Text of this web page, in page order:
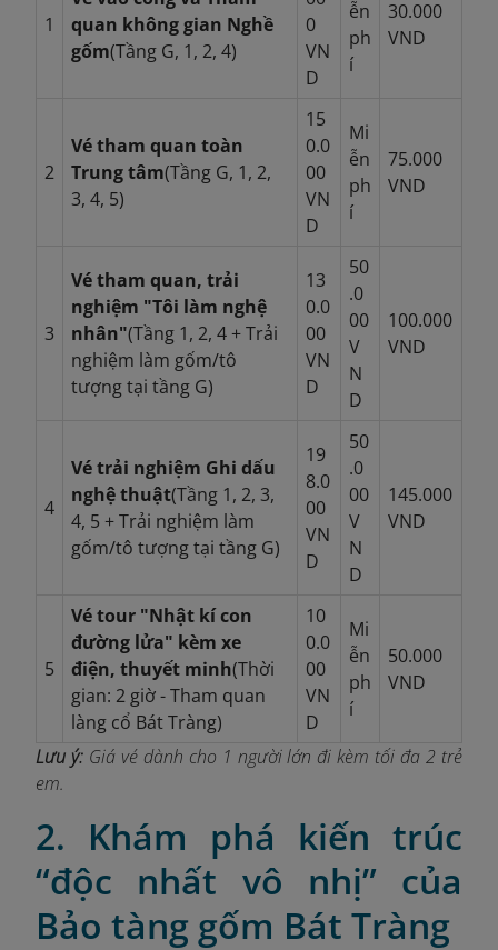
1
quan không gian Nghề
gốm(Tầng G, 1, 2, 4)
0
VN
D
ễn
ph
í
30.000
VND
2
Vé tham quan toàn
Trung tâm(Tầng G, 1, 2,
3, 4, 5)
15
0.0
00
VN
D
Mi
ễn
ph
í
75.000
VND
3
Vé tham quan, trải
nghiệm "Tôi làm nghệ
nhân"(Tầng 1, 2, 4 + Trải
nghiệm làm gốm/tô
tượng tại tầng G)
13
0.0
00
VN
D
50
.0
00
V
N
D
100.000
VND
4
Vé trải nghiệm Ghi dấu
nghệ thuật(Tầng 1, 2, 3,
4, 5 + Trải nghiệm làm
gốm/tô tượng tại tầng G)
19
8.0
00
VN
D
50
.0
00
V
N
D
145.000
VND
5
Vé tour "Nhật kí con
đường lửa" kèm xe
điện, thuyết minh(Thời
gian: 2 giờ - Tham quan
làng cổ Bát Tràng)
10
0.0
00
VN
D
Mi
ễn
ph
í
50.000
VND
Lưu ý:Giá vé dành cho 1 người lớn đi kèm tối đa 2 trẻ
em.
2. Khám phá kiến trúc
“độc nhất vô nhị” của
Bảo tàng gốm Bát Tràng